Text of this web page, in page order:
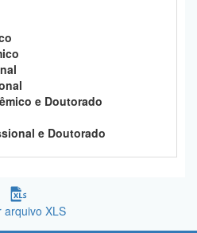
e Doutorado
e Doutorado
arquivo XLS